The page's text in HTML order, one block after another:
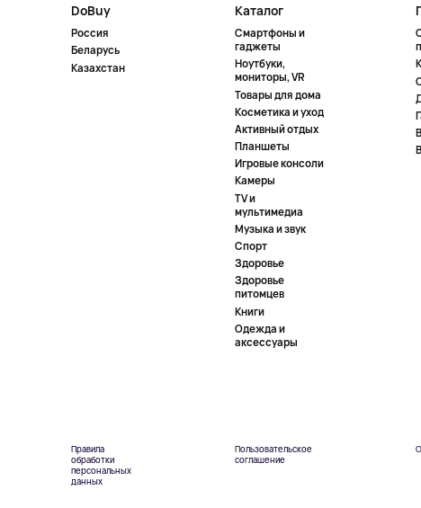
DoBuy
Россия
Беларусь
Казахстан
Каталог
Смартфоны и
гаджеты
Ноутбуки,
мониторы, VR
Товары для дома
Косметика и уход
Активный отдых
Планшеты
Игровые консоли
Камеры
TV и
мультимедиа
Музыка и звук
Спорт
Здоровье
Здоровье
питомцев
Книги
Одежда и
аксессуары
Правила
обработки
персональных
данных
Пользовательское
соглашение